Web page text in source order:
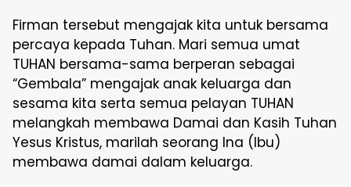
Firman tersebut mengajak kita untuk bersama
percaya kepada Tuhan. Mari semua umat
TUHAN bersama-sama berperan sebagai
“Gembala” mengajak anak keluarga dan
sesama kita serta semua pelayan TUHAN
melangkah membawa Damai dan Kasih Tuhan
Yesus Kristus, marilah seorang Ina (Ibu)
membawa damai dalam keluarga.